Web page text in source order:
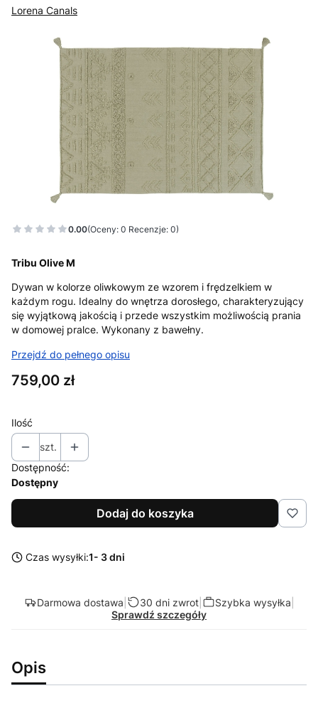
Lorena Canals
0.00(Oceny: 0 Recenzje: 0)
Tribu Olive M
Dywan w kolorze oliwkowym ze wzorem i frędzelkiem w
każdym rogu. Idealny do wnętrza dorosłego, charakteryzujący
się wyjątkową jakością i przede wszystkim możliwością prania
w domowej pralce. Wykonany z bawełny.
Przejdź do pełnego opisu
Cena
759,00 zł
Ilość
szt.
Dostępność:
Dostępny
Dodaj do koszyka
Czas wysyłki:1- 3 dni
Darmowa dostawa 30 dni zwrot| Szybka wysyłka
Sprawdź szczegóły
Opis